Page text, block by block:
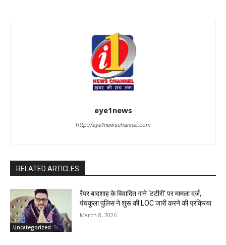
eye1news
http://eye1newschannel.com
RELATED ARTICLES
Uncategorized
रैपर बादशाह के विवादित गाने ‘टटीरी’ पर मामला दर्ज,
पंचकूला पुलिस ने शुरू की LOC जारी करने की प्रक्रिया
March 8, 2026